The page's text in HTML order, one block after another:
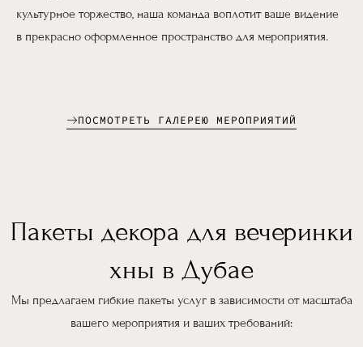
культурное торжество, наша команда воплотит ваше видение
в прекрасно оформленное пространство для мероприятия.
ПОСМОТРЕТЬ ГАЛЕРЕЮ МЕРОПРИЯТИЙ
Пакеты декора для вечеринки
хны в Дубае
Мы предлагаем гибкие пакеты услуг в зависимости от масштаба
вашего мероприятия и ваших требований: